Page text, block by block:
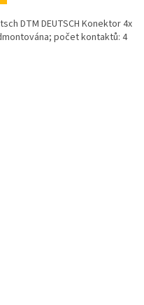
DTM DEUTSCH Konektor 4x
počet kontaktů: 4